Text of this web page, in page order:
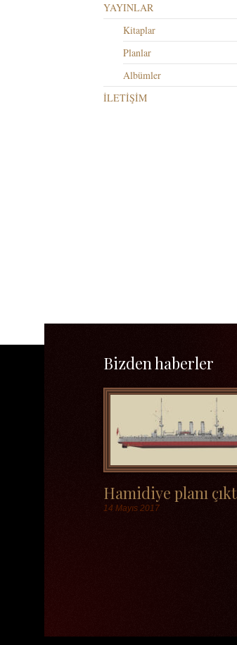
YAYINLAR
Kitaplar
Planlar
Albümler
İLETİŞİM
Bizden haberler
Hamidiye planı
14 Mayıs 2017